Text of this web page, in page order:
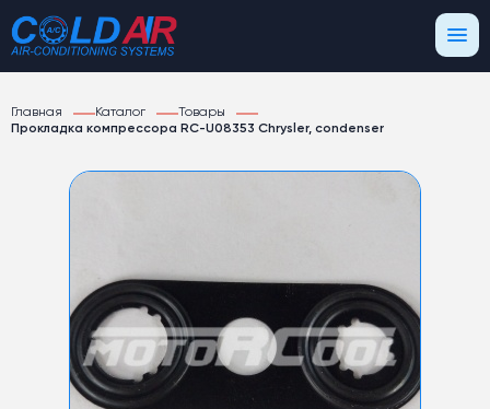
Главная Каталог
Товары
Прокладка компрессора RC-U08353 Chrysler, condenser